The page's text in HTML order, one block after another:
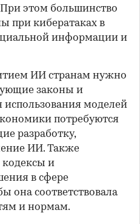
этом большинство
при кибератаках в
информации и
ИИ странам нужно
законы и
моделей
потребуются
разработку,
ИИ. Также
кодексы и
в сфере
она соответствовала
и нормам.